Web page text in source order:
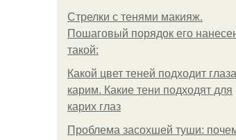
Стрелки с тенями макияж.
Пошаговый порядок его
такой:
Какой цвет теней подходит
карим. Какие тени подходят для
карих глаз
Проблема засохшей туши: